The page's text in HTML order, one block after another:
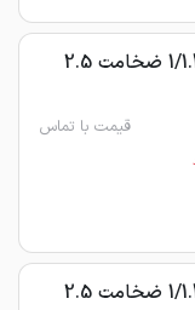
قیمت با تماس